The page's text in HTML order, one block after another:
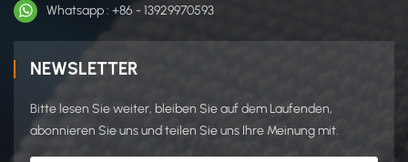
Whatsapp : +86 - 13929970593
NEWSLETTER
Bitte lesen Sie weiter, bleiben Sie auf dem Laufenden,
abonnieren Sie uns und teilen Sie uns Ihre Meinung mit.